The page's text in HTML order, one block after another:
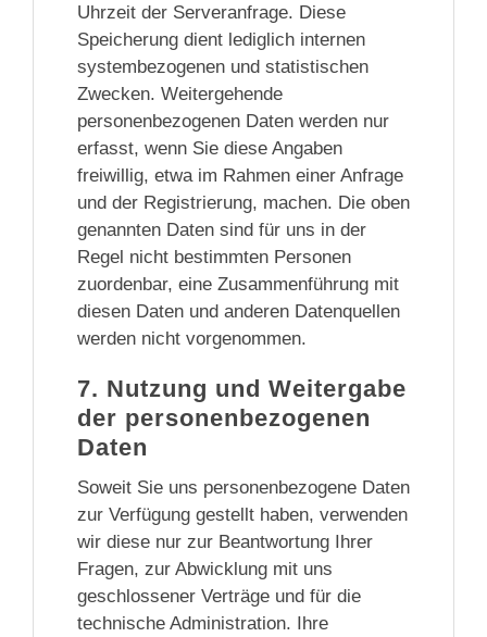
Uhrzeit der Serveranfrage. Diese
Speicherung dient lediglich internen
systembezogenen und statistischen
Zwecken. Weitergehende
personenbezogenen Daten werden nur
erfasst, wenn Sie diese Angaben
freiwillig, etwa im Rahmen einer Anfrage
und der Registrierung, machen. Die oben
genannten Daten sind für uns in der
Regel nicht bestimmten Personen
zuordenbar, eine Zusammenführung mit
diesen Daten und anderen Datenquellen
werden nicht vorgenommen.
7. Nutzung und Weitergabe
der personenbezogenen
Daten
Soweit Sie uns personenbezogene Daten
zur Verfügung gestellt haben, verwenden
wir diese nur zur Beantwortung Ihrer
Fragen, zur Abwicklung mit uns
geschlossener Verträge und für die
technische Administration. Ihre